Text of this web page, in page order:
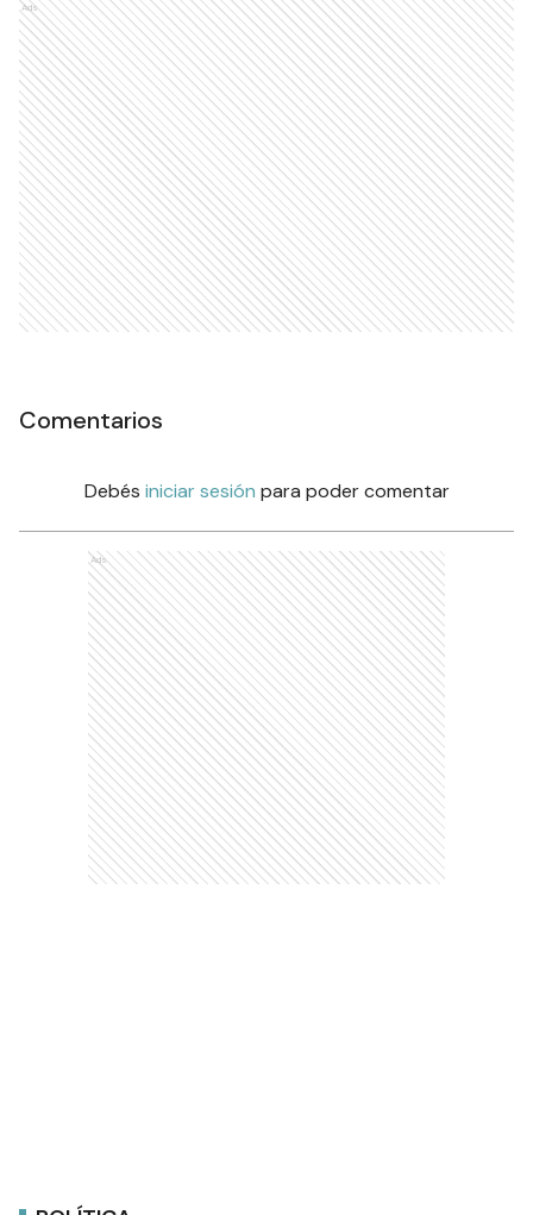
Ads
Comentarios
Debés iniciar sesión para poder comentar
Ads